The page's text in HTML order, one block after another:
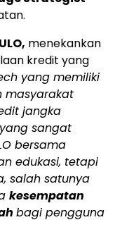
menekankan
kredit yang
yang memiliki
masyarakat
jangka
sangat
bersama
edukasi, tetapi
salah satunya
kesempatan
bagi pengguna